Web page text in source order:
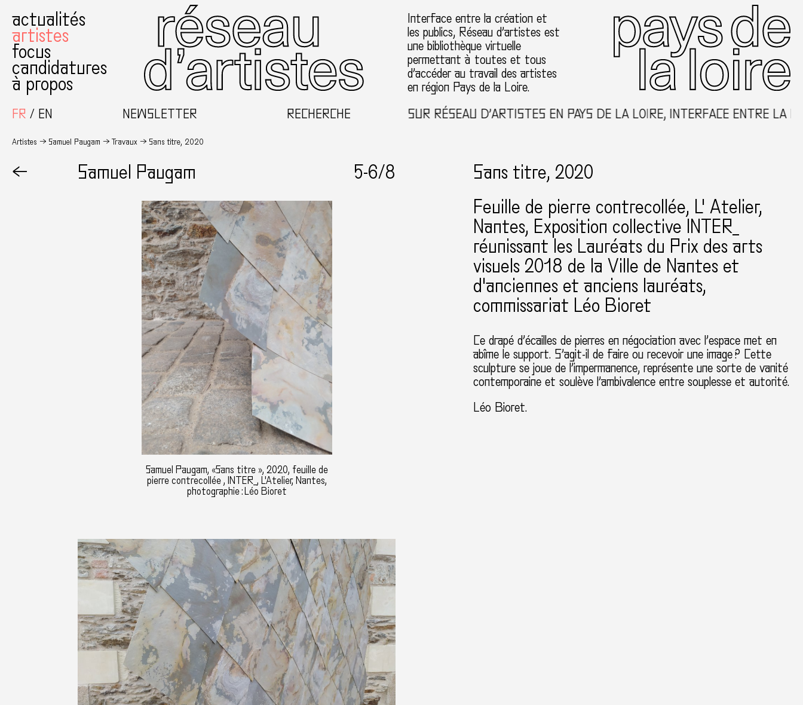
actualités
artistes
focus
candidatures
à propos
Interface entre la création et
les publics, Réseau d’artistes est
une bibliothèque virtuelle
permettant à toutes et tous
d’accéder au travail des artistes
en région Pays de la Loire.
FR
EN NEWSLETTER RECHERCHE
BIENVENUE SUR RÉSEAU D’ARTISTES EN PAYS DE LA LOIRE, INTERFACE ENTRE LA
Artistes Samuel Paugam Travaux Sans titre, 2020
← Samuel Paugam 5-6/8
Samuel Paugam, «Sans titre », 2020, feuille de
pierre contrecollée , INTER_, L'Atelier, Nantes,
photographie : Léo Bioret
Sans titre, 2020
Feuille de pierre contrecollée L' Atelier
Nantes Exposition collective INTER_
réunissant les Lauréats du Prix des arts
visuels 2018 de la Ville de Nantes et
d'anciennes et anciens lauréats
commissariat Léo Bioret
Ce drapé d’écailles de pierres en négociation avec l’espace met en
abîme le support. S’agit-il de faire ou recevoir une image ? Cette
sculpture se joue de l’impermanence, représente une sorte de vanité
contemporaine et soulève l’ambivalence entre souplesse et autorité.
Léo Bioret.